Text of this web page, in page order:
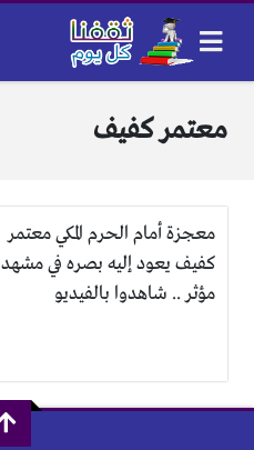
معتمر كفيف
معجزة أمام الحرم المكي معتمر
كفيف يعود إليه بصره في مشهد
مؤثر .. شاهدوا بالفيديو